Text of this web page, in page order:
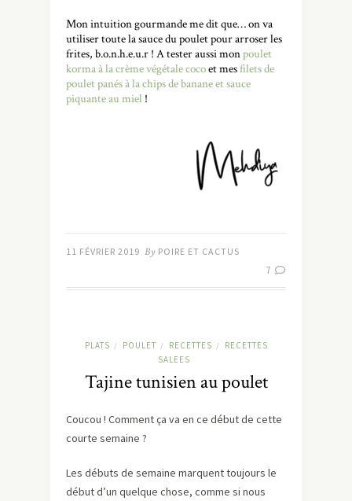
Mon intuition gourmande me dit que… on va
utiliser toute la sauce du poulet pour arroser les
frites, b.o.n.h.e.u.r ! A tester aussi monpoulet
korma à la crème végétale cocoet mesfilets de
poulet panés à la chips de banane et sauce
piquante au miel !
11 FÉVRIER 2019 By POIRE ET CACTUS
7
PLATS / POULET / RECETTES /
RECETTES
SALEES
Tajine tunisien au poulet
Coucou ! Comment ça va en ce début de cette
courte semaine ?
Les débuts de semaine marquent toujours le
début d’un quelque chose, comme si nous